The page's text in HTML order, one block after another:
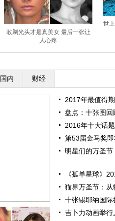
敢剃光头才是真美女 最后一张让
人心疼
世
国内 财经
2017年最值得
盘点：十张图
2016年十大话
第53届金马奖
明星们的万圣
《孤单星球》
猫界万圣节：
十张锡耶纳国
吉卜力动画举